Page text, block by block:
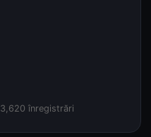
3,620 înregistrări